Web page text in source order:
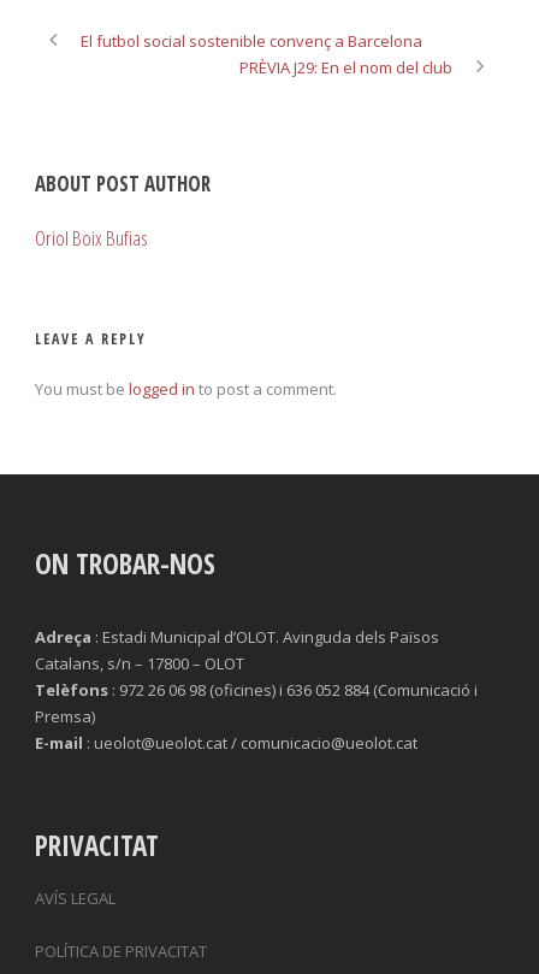
El futbol social sostenible convenç a Barcelona
PRÈVIA J29: En el nom del club
ABOUT POST AUTHOR
Oriol Boix Bufias
LEAVE A REPLY
You must be logged in to post a comment.
ON TROBAR-NOS
Adreça : Estadi Municipal d’OLOT. Avinguda dels Països
Catalans, s/n – 17800 – OLOT
Telèfons : 972 26 06 98 (oficines) i 636 052 884 (Comunicació i
Premsa)
E-mail : ueolot@ueolot.cat / comunicacio@ueolot.cat
PRIVACITAT
AVÍS LEGAL
POLÍTICA DE PRIVACITAT